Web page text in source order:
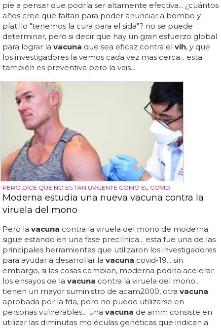
pie a pensar que podría ser altamente efectiva... ¿cuántos
años cree que faltan para poder anunciar a bombo y
platillo "tenemos la cura para el sida"? no se puede
determinar, pero si decir que hay un gran esfuerzo global
para lograr la vacuna que sea eficaz contra el vih, y que
los investigadores la vemos cada vez mas cerca... esta
también es preventiva pero la vais...
PERO DICE QUE NO ES TAN URGENTE COMO EL COVID
Moderna estudia una nueva vacuna contra la
viruela del mono
Pero la vacuna contra la viruela del mono de moderna
sigue estando en una fase preclínica... esta fue una de las
principales herramientas que utilizaron los investigadores
para ayudar a desarrollar la vacuna covid-19... sin
embargo, si las cosas cambian, moderna podría acelerar
los ensayos de la vacuna contra la viruela del mono...
tienen un mayor suministro de acam2000, otra vacuna
aprobada por la fda, pero no puede utilizarse en
personas vulnerables... una vacuna de arnm consiste en
utilizar las diminutas moléculas genéticas que indican a